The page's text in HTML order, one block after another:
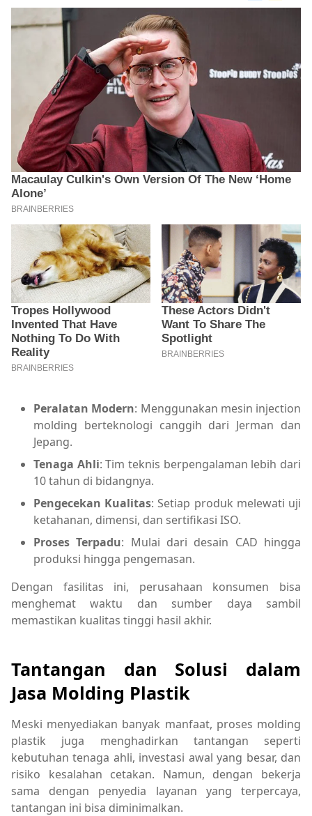
Peralatan Modern: Menggunakan mesin injection
molding berteknologi canggih dari Jerman dan
Jepang.
Tenaga Ahli: Tim teknis berpengalaman lebih dari
10 tahun di bidangnya.
Pengecekan Kualitas: Setiap produk melewati uji
ketahanan, dimensi, dan sertifikasi ISO.
Proses Terpadu: Mulai dari desain CAD hingga
produksi hingga pengemasan.
Dengan fasilitas ini, perusahaan konsumen bisa
menghemat waktu dan sumber daya sambil
memastikan kualitas tinggi hasil akhir.
Tantangan dan Solusi dalam
Jasa Molding Plastik
Meski menyediakan banyak manfaat, proses molding
plastik juga menghadirkan tantangan seperti
kebutuhan tenaga ahli, investasi awal yang besar, dan
risiko kesalahan cetakan. Namun, dengan bekerja
sama dengan penyedia layanan yang terpercaya,
tantangan ini bisa diminimalkan.